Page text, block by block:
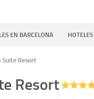
EN BARCELONA
Suite Resort
Resort